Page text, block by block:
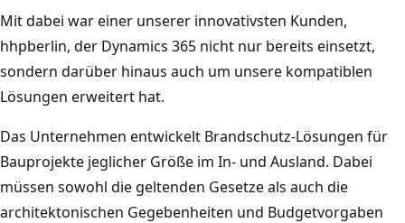
Mit dabei war einer unserer innovativsten Kunden,
hhpberlin, der Dynamics 365 nicht nur bereits einsetzt,
sondern darüber hinaus auch um unsere kompatiblen
Lösungen erweitert hat.
Das Unternehmen entwickelt Brandschutz-Lösungen für
Bauprojekte jeglicher Größe im In- und Ausland. Dabei
müssen sowohl die geltenden Gesetze als auch die
architektonischen Gegebenheiten und Budgetvorgaben